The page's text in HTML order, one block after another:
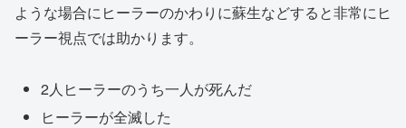
ような場合にヒーラーのかわりに蘇生などすると非常にヒ
ーラー視点では助かります。
2人ヒーラーのうち一人が死んだ
ヒーラーが全滅した